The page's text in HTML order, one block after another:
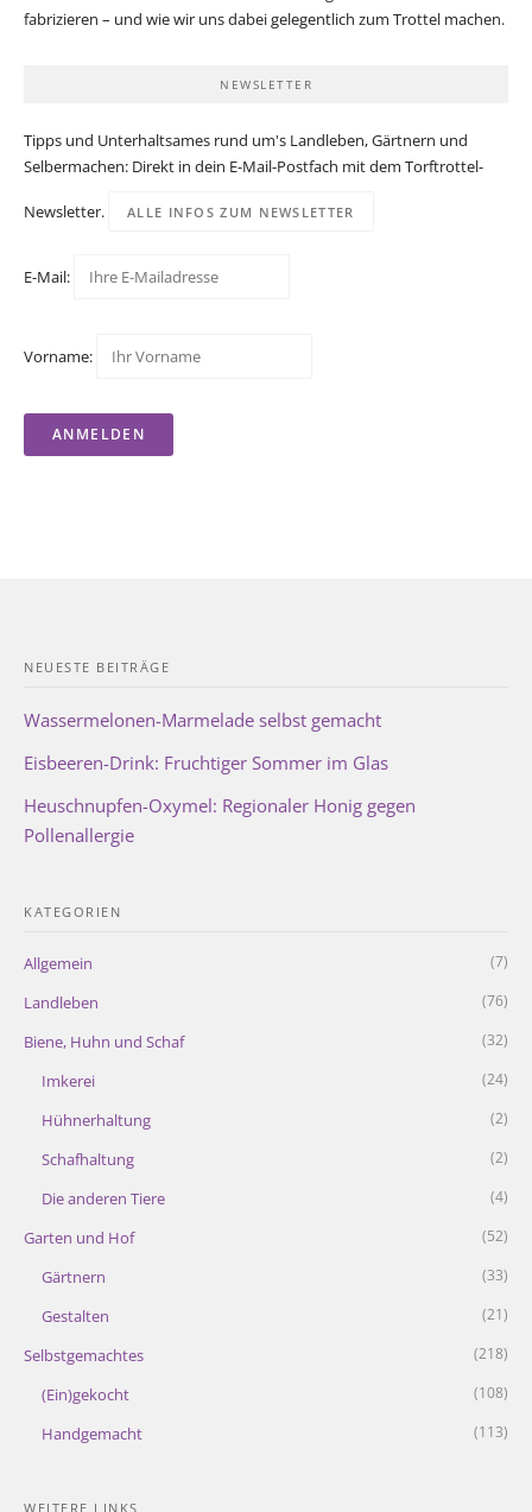
fabrizieren – und wie wir uns dabei gelegentlich zum Trottel machen.
NEWSLETTER
Tipps und Unterhaltsames rund um's Landleben, Gärtnern und
Selbermachen: Direkt in dein E-Mail-Postfach mit dem Torftrottel-
Newsletter. ALLE INFOS ZUM NEWSLETTER
E-Mail:
Vorname:
NEUESTE BEITRÄGE
Wassermelonen-Marmelade selbst gemacht
Eisbeeren-Drink: Fruchtiger Sommer im Glas
Heuschnupfen-Oxymel: Regionaler Honig gegen
Pollenallergie
KATEGORIEN
Allgemein (7)
Landleben (76)
Biene, Huhn und Schaf (32)
Imkerei (24)
Hühnerhaltung (2)
Schafhaltung (2)
Die anderen Tiere (4)
Garten und Hof (52)
Gärtnern (33)
Gestalten (21)
Selbstgemachtes (218)
(Ein)gekocht (108)
Handgemacht (113)
WEITERE LINKS